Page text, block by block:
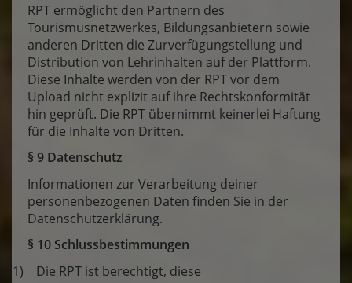
RPT ermöglicht den Partnern des
Tourismusnetzwerkes, Bildungsanbietern sowie
anderen Dritten die Zurverfügungstellung und
Distribution von Lehrinhalten auf der Plattform.
Diese Inhalte werden von der RPT vor dem
Upload nicht explizit auf ihre Rechtskonformität
hin geprüft. Die RPT übernimmt keinerlei Haftung
für die Inhalte von Dritten.
§ 9 Datenschutz
Informationen zur Verarbeitung deiner
personenbezogenen Daten finden Sie in der
Datenschutzerklärung.
§ 10 Schlussbestimmungen
(1) Die RPT ist berechtigt, diese